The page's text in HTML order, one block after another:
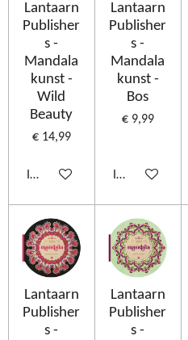
Lantaarn
Publisher
s -
Mandala
kunst -
Wild
Beauty
€ 14,99
In winkelwagen
Lantaarn
Publisher
s -
Mandala
kunst -
Bos
€ 9,99
In winkelwagen
Lantaarn
Publisher
s -
Lantaarn
Publisher
s -